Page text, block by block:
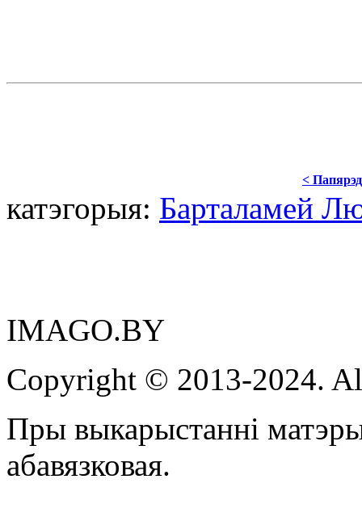
<
катэгорыя: Барталамей
IMAGO.BY
Copyright © 2013-2024.
Пры выкарыстанні
абавязковая.